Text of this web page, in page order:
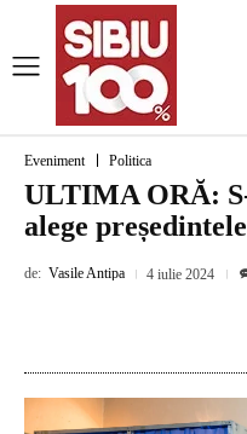
Eveniment Politica
ULTIMA ORĂ:
alege
de: Vasile Antipa 4 iulie 2024